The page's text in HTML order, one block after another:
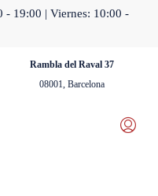
- 19:00 | Viernes: 10:00 -
Rambla del Raval 37
08001, Barcelona